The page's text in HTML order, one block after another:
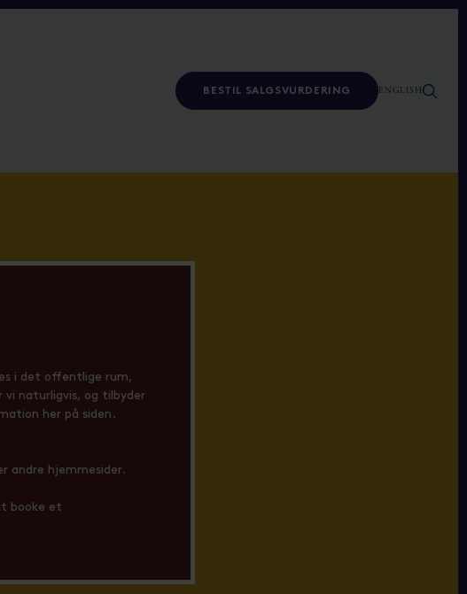
BESTIL SALGSVURDERING ENGLISH
i det offentlige rum,
naturligvis, og tilbyder
her på siden.
andre hjemmesider.
booke et